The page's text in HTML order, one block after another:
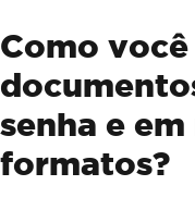
Como
senha e
formatos?